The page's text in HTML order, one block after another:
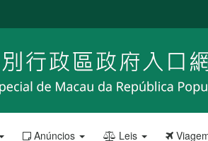
Anúncios Leis